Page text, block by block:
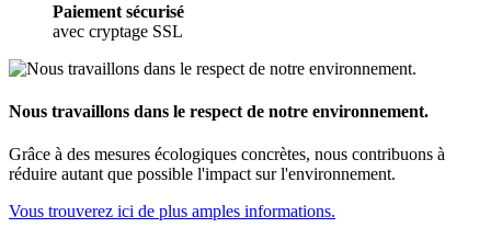
Paiement sécurisé
avec cryptage SSL
Nous travaillons dans le respect de notre environnement.
Grâce à des mesures écologiques concrètes, nous contribuons à
réduire autant que possible l'impact sur l'environnement.
Vous trouverez ici de plus amples informations.